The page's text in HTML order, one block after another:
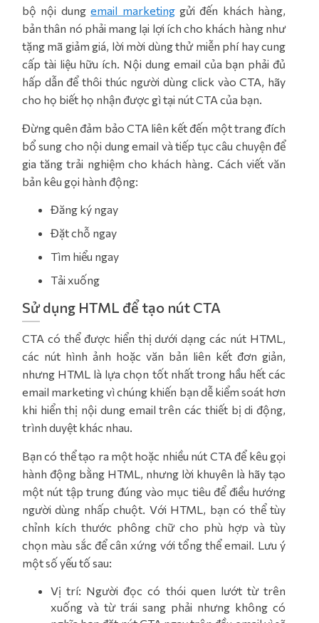
bộ nội dungemail marketinggửi đến khách hàng,
bản thân nó phải mang lại lợi ích cho khách hàng như
tặng mã giảm giá, lời mời dùng thử miễn phí hay cung
cấp tài liệu hữu ích. Nội dung email của bạn phải đủ
hấp dẫn để thôi thúc người dùng click vào CTA, hãy
cho họ biết họ nhận được gì tại nút CTA của bạn.
Đừng quên đảm bảo CTA liên kết đến một trang đích
bổ sung cho nội dung email và tiếp tục câu chuyện để
gia tăng trải nghiệm cho khách hàng. Cách viết văn
bản kêu gọi hành động:
Đăng ký ngay
Đặt chỗ ngay
Tìm hiểu ngay
Tải xuống
Sử dụng HTML để tạo nút CTA
CTA có thể được hiển thị dưới dạng các nút HTML,
các nút hình ảnh hoặc văn bản liên kết đơn giản,
nhưng HTML là lựa chọn tốt nhất trong hầu hết các
email marketing vì chúng khiến bạn dễ kiểm soát hơn
khi hiển thị nội dung email trên các thiết bị di động,
trình duyệt khác nhau.
Bạn có thể tạo ra một hoặc nhiều nút CTA để kêu gọi
hành động bằng HTML, nhưng lời khuyên là hãy tạo
một nút tập trung đúng vào mục tiêu để điều hướng
người dùng nhấp chuột. Với HTML, bạn có thể tùy
chỉnh kích thước phông chữ cho phù hợp và tùy
chọn màu sắc để cân xứng với tổng thể email. Lưu ý
một số yếu tố sau:
Vị trí: Người đọc có thói quen lướt từ trên
xuống và từ trái sang phải nhưng không có